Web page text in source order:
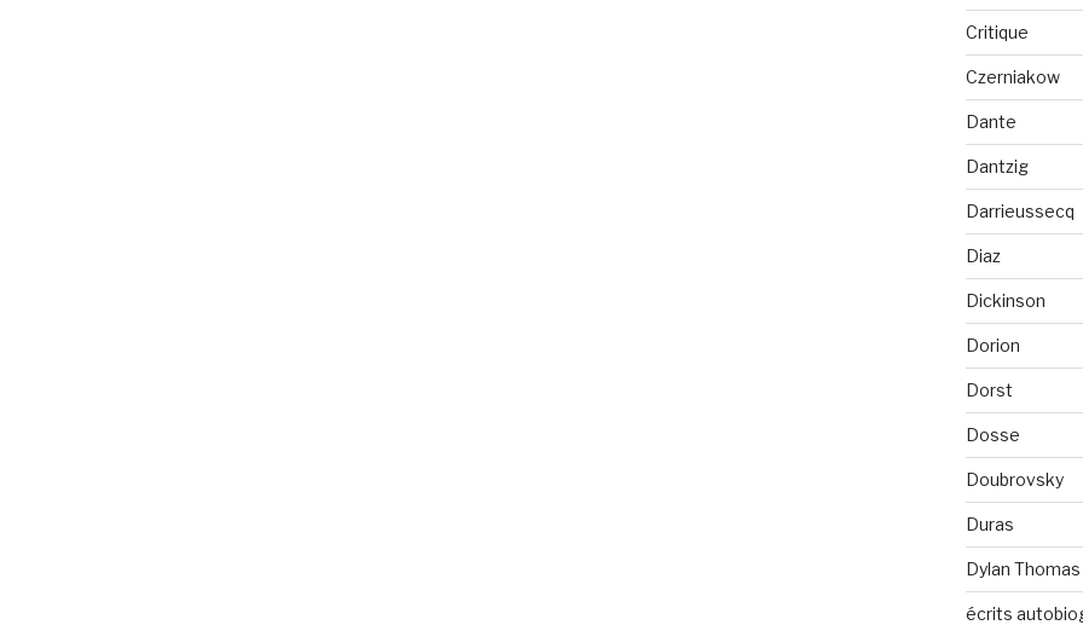
Critique
Czerniakow
Dante
Dantzig
Darrieussecq
Diaz
Dickinson
Dorion
Dorst
Dosse
Doubrovsky
Duras
Dylan Thomas
écrits